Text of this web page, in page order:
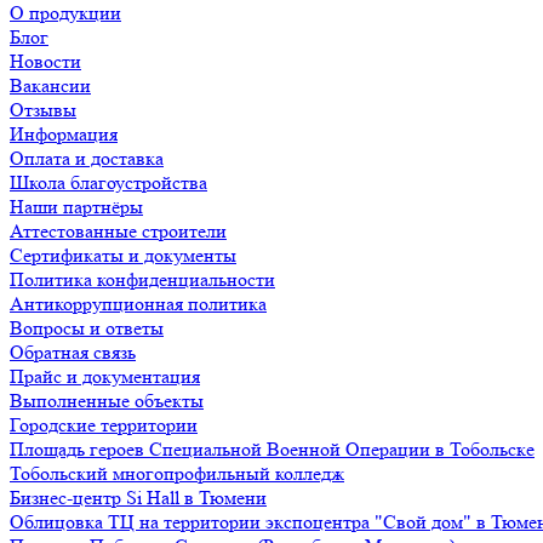
О продукции
Блог
Новости
Вакансии
Отзывы
Информация
Оплата и доставка
Школа благоустройства
Наши партнёры
Аттестованные строители
Сертификаты и документы
Политика конфиденциальности
Антикоррупционная политика
Вопросы и ответы
Обратная связь
Прайс и документация
Выполненные объекты
Городские территории
Площадь героев Специальной Военной Операции в Тобольске
Тобольский многопрофильный колледж
Бизнес-центр Si Hall в Тюмени
Облицовка ТЦ на территории экспоцентра "Свой дом" в